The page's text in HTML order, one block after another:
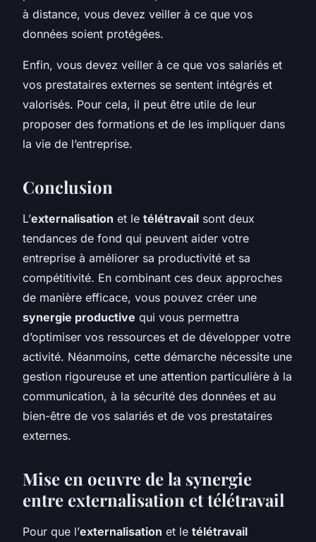
à distance, vous devez veiller à ce que vos
données soient protégées.
Enfin, vous devez veiller à ce que vos salariés et
vos prestataires externes se sentent intégrés et
valorisés. Pour cela, il peut être utile de leur
proposer des formations et de les impliquer dans
la vie de l’entreprise.
Conclusion
L’externalisation et le télétravail sont deux
tendances de fond qui peuvent aider votre
entreprise à améliorer sa productivité et sa
compétitivité. En combinant ces deux approches
de manière efficace, vous pouvez créer une
synergie productive qui vous permettra
d’optimiser vos ressources et de développer votre
activité. Néanmoins, cette démarche nécessite une
gestion rigoureuse et une attention particulière à la
communication, à la sécurité des données et au
bien-être de vos salariés et de vos prestataires
externes.
Mise en oeuvre de la synergie
entre externalisation et télétravail
Pour que l’externalisation et le télétravail